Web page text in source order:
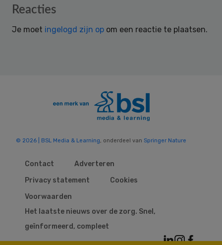
Reader
Reacties
Je moet ingelogd zijn op om een reactie te plaatsen.
© 2026 | BSL Media & Learning, onderdeel van Springer Nature
Contact
Adverteren
Privacy statement
Cookies
Voorwaarden
Het laatste nieuws over de zorg. Snel,
geïnformeerd, compleet